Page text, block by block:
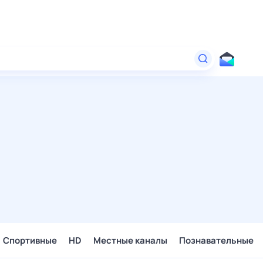
Спортивные HD Местные каналы Познавательные